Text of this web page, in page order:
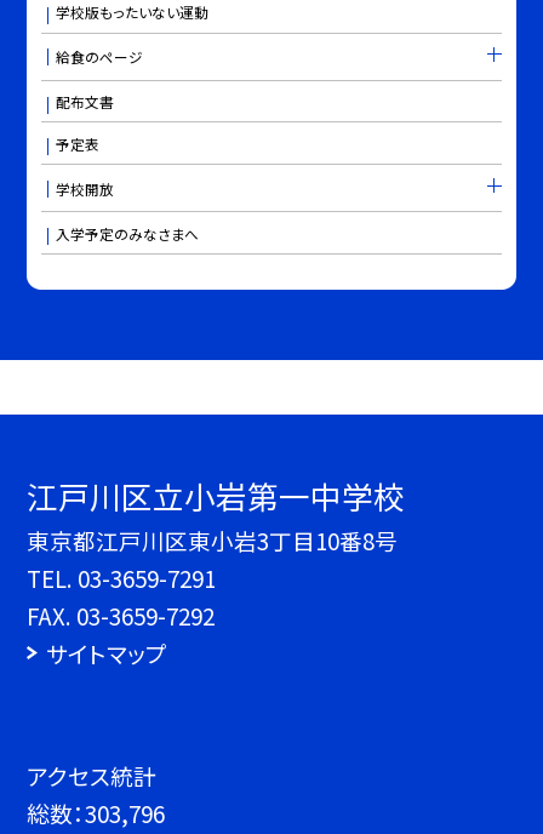
学校版もったいない運動
給食のページ
配布文書
予定表
学校開放
入学予定のみなさまへ
江戸川区立小岩第一中学校
東京都江戸川区東小岩3丁目10番8号
TEL. 03-3659-7291
FAX. 03-3659-7292
サイトマップ
アクセス統計
総数：303,796